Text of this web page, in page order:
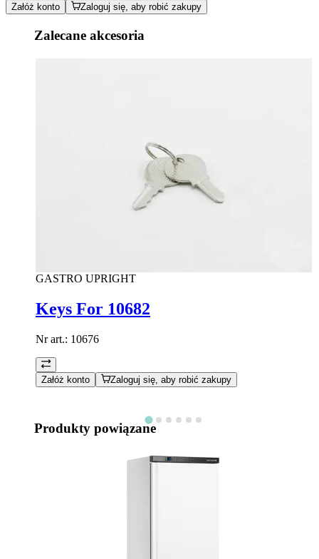
Załóż konto Zaloguj się, aby robić zakupy
Zalecane akcesoria
GASTRO UPRIGHT
Keys For 10682
Nr art.: 10676
Załóż konto Zaloguj się, aby robić zakupy
Produkty powiązane